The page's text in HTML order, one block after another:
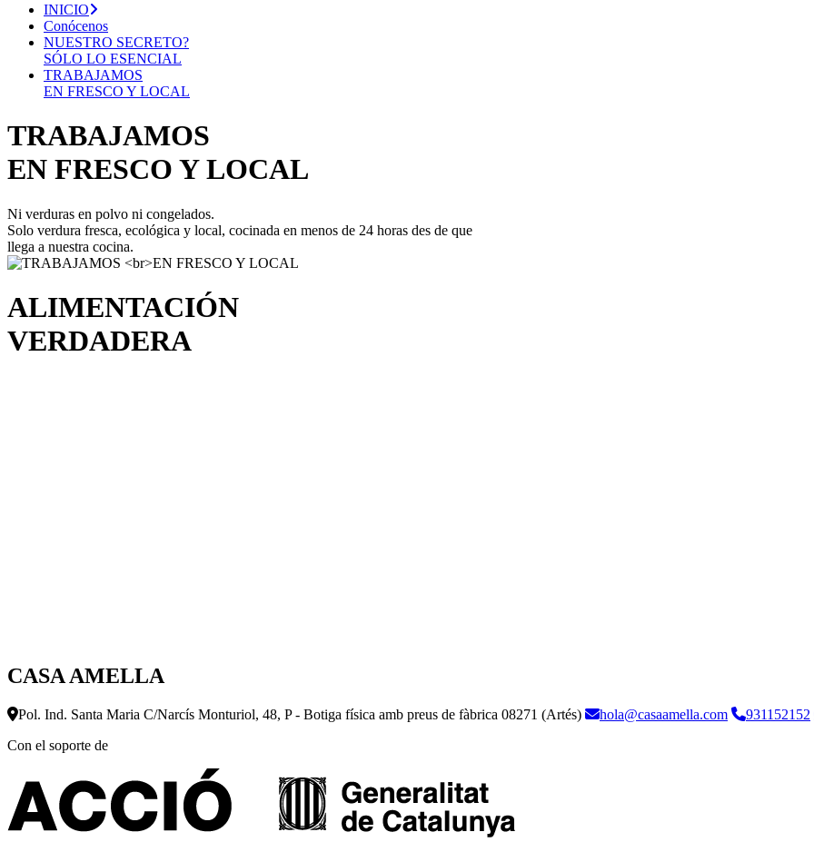
INICIO
Conócenos
NUESTRO SECRETO?
SÓLO LO ESENCIAL
TRABAJAMOS
EN FRESCO Y LOCAL
TRABAJAMOS
EN FRESCO Y LOCAL
Ni verduras en polvo ni congelados.
Solo verdura fresca, ecológica y local, cocinada en menos de 24 horas des de que
llega a nuestra cocina.
ALIMENTACIÓN
VERDADERA
CASA AMELLA
Pol. Ind. Santa Maria C/Narcís Monturiol, 48, P - Botiga física amb preus de fàbrica 08271 (Artés) hola@casaamella.com 931152152
Con el soporte de